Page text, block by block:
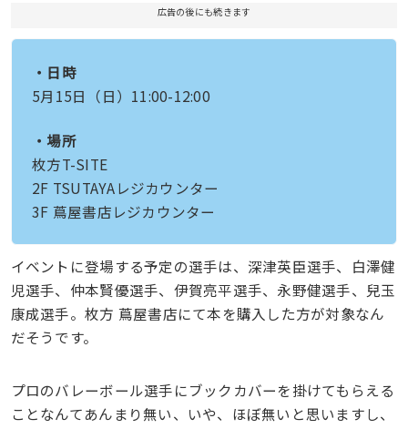
広告の後にも続きます
・日時
5月15日（日）11:00-12:00
・場所
枚方T-SITE
2F TSUTAYAレジカウンター
3F 蔦屋書店レジカウンター
イベントに登場する予定の選手は、深津英臣選手、白澤健
児選手、仲本賢優選手、伊賀亮平選手、永野健選手、兒玉
康成選手。枚方 蔦屋書店にて本を購入した方が対象なん
だそうです。
プロのバレーボール選手にブックカバーを掛けてもらえる
ことなんてあんまり無い、いや、ほぼ無いと思いますし、